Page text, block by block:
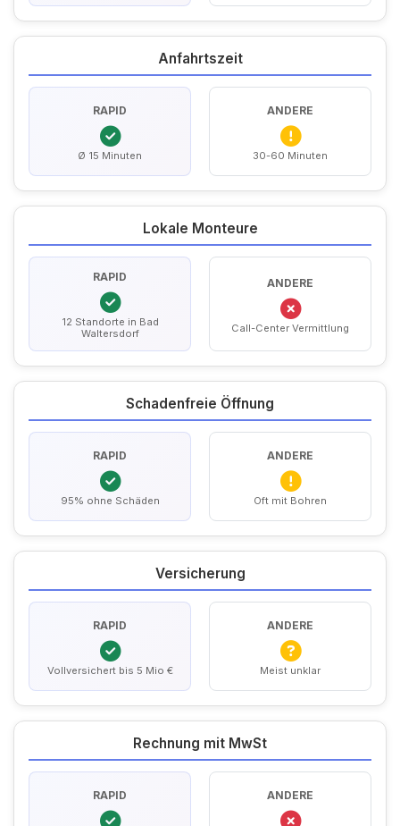
Anfahrtszeit
RAPID
Ø 15 Minuten
ANDERE
30-60 Minuten
Lokale Monteure
RAPID
12 Standorte in Bad
Waltersdorf
ANDERE
Call-Center Vermittlung
Schadenfreie Öffnung
RAPID
95% ohne Schäden
ANDERE
Oft mit Bohren
Versicherung
RAPID
Vollversichert bis 5 Mio €
ANDERE
Meist unklar
Rechnung mit MwSt
RAPID ANDERE